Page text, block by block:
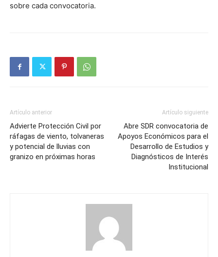
sobre cada convocatoria.
Artículo anterior
Advierte Protección Civil por
ráfagas de viento, tolvaneras
y potencial de lluvias con
granizo en próximas horas
Artículo siguiente
Abre SDR convocatoria de
Apoyos Económicos para el
Desarrollo de Estudios y
Diagnósticos de Interés
Institucional